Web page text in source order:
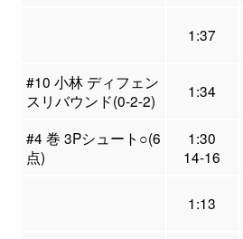
1:37
#10 小林 ディフェン
スリバウンド(0-2-2)
1:34
#4 巻 3Pシュート○(6
点)
1:30
14-16
1:13